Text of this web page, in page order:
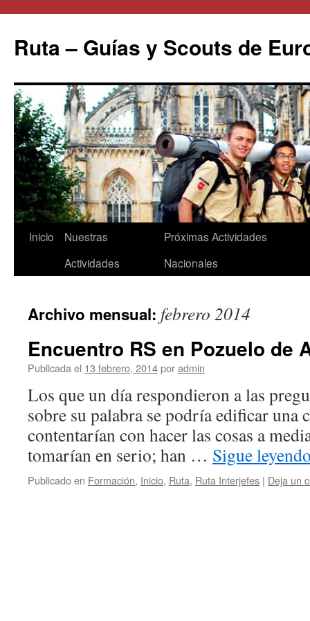
contenido
Ruta – Guías y Scouts de
Inicio
Nuestras
Actividades
Próximas Actividades
Nacionales
Archivo mensual: febrero 2014
Encuentro RS en Pozuelo de
Publicada el 13 febrero, 2014poradmin
Los que un día respondieron a las
sobre su palabra se podría edificar una
contentarían con hacer las cosas a
tomarían en serio; han … Sigue
Publicado en Formación, Inicio, Ruta, Ruta Interjefes | Deja un